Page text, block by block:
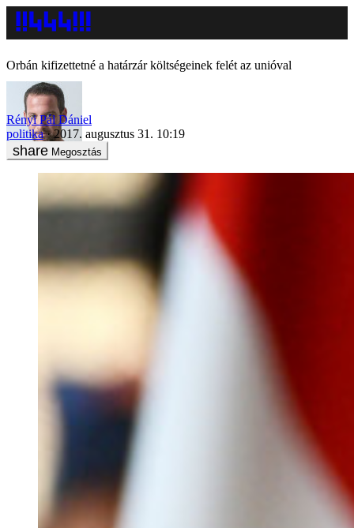
Orbán kifizettetné a határzár költségeinek felét az unióval
Rényi Pál Dániel
politika
2017. augusztus 31. 10:19
Megosztás